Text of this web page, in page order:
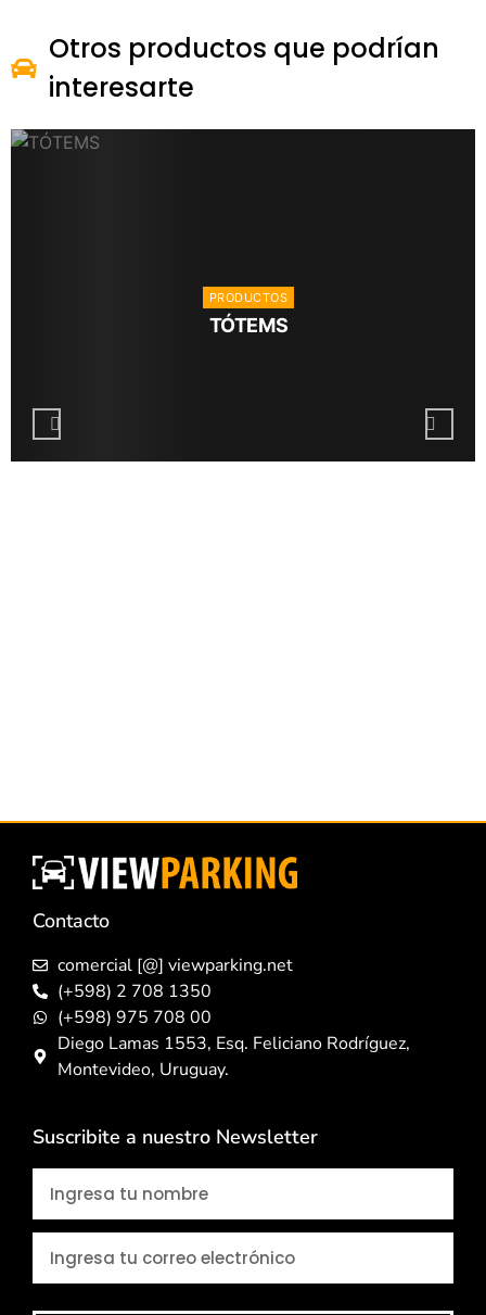
Otros productos que podrían
interesarte
PRODUCTOS
TÓTEMS
Contacto
comercial [@] viewparking.net
(+598) 2 708 1350
(+598) 975 708 00
Diego Lamas 1553, Esq. Feliciano Rodríguez,
Montevideo, Uruguay.
Suscribite a nuestro Newsletter